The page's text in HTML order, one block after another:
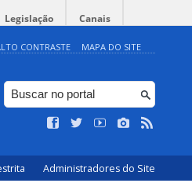
Legislação Canais
CONTRASTE MAPA DO SITE
Administradores do Site